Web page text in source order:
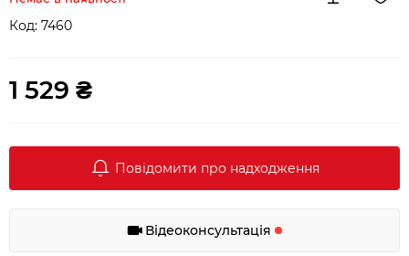
Код: 7460
1 529 ₴
Повідомити про надходження
Відеоконсультація